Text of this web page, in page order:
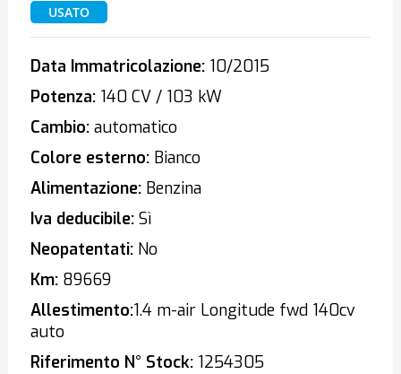
USATO
Data Immatricolazione:10/2015
Potenza:140 CV / 103 kW
Cambio:automatico
Colore esterno:Bianco
Alimentazione:Benzina
Iva deducibile:Sì
Neopatentati:No
Km:89669
Allestimento:1.4 m-air Longitude fwd 140cv
auto
Riferimento N° Stock:1254305